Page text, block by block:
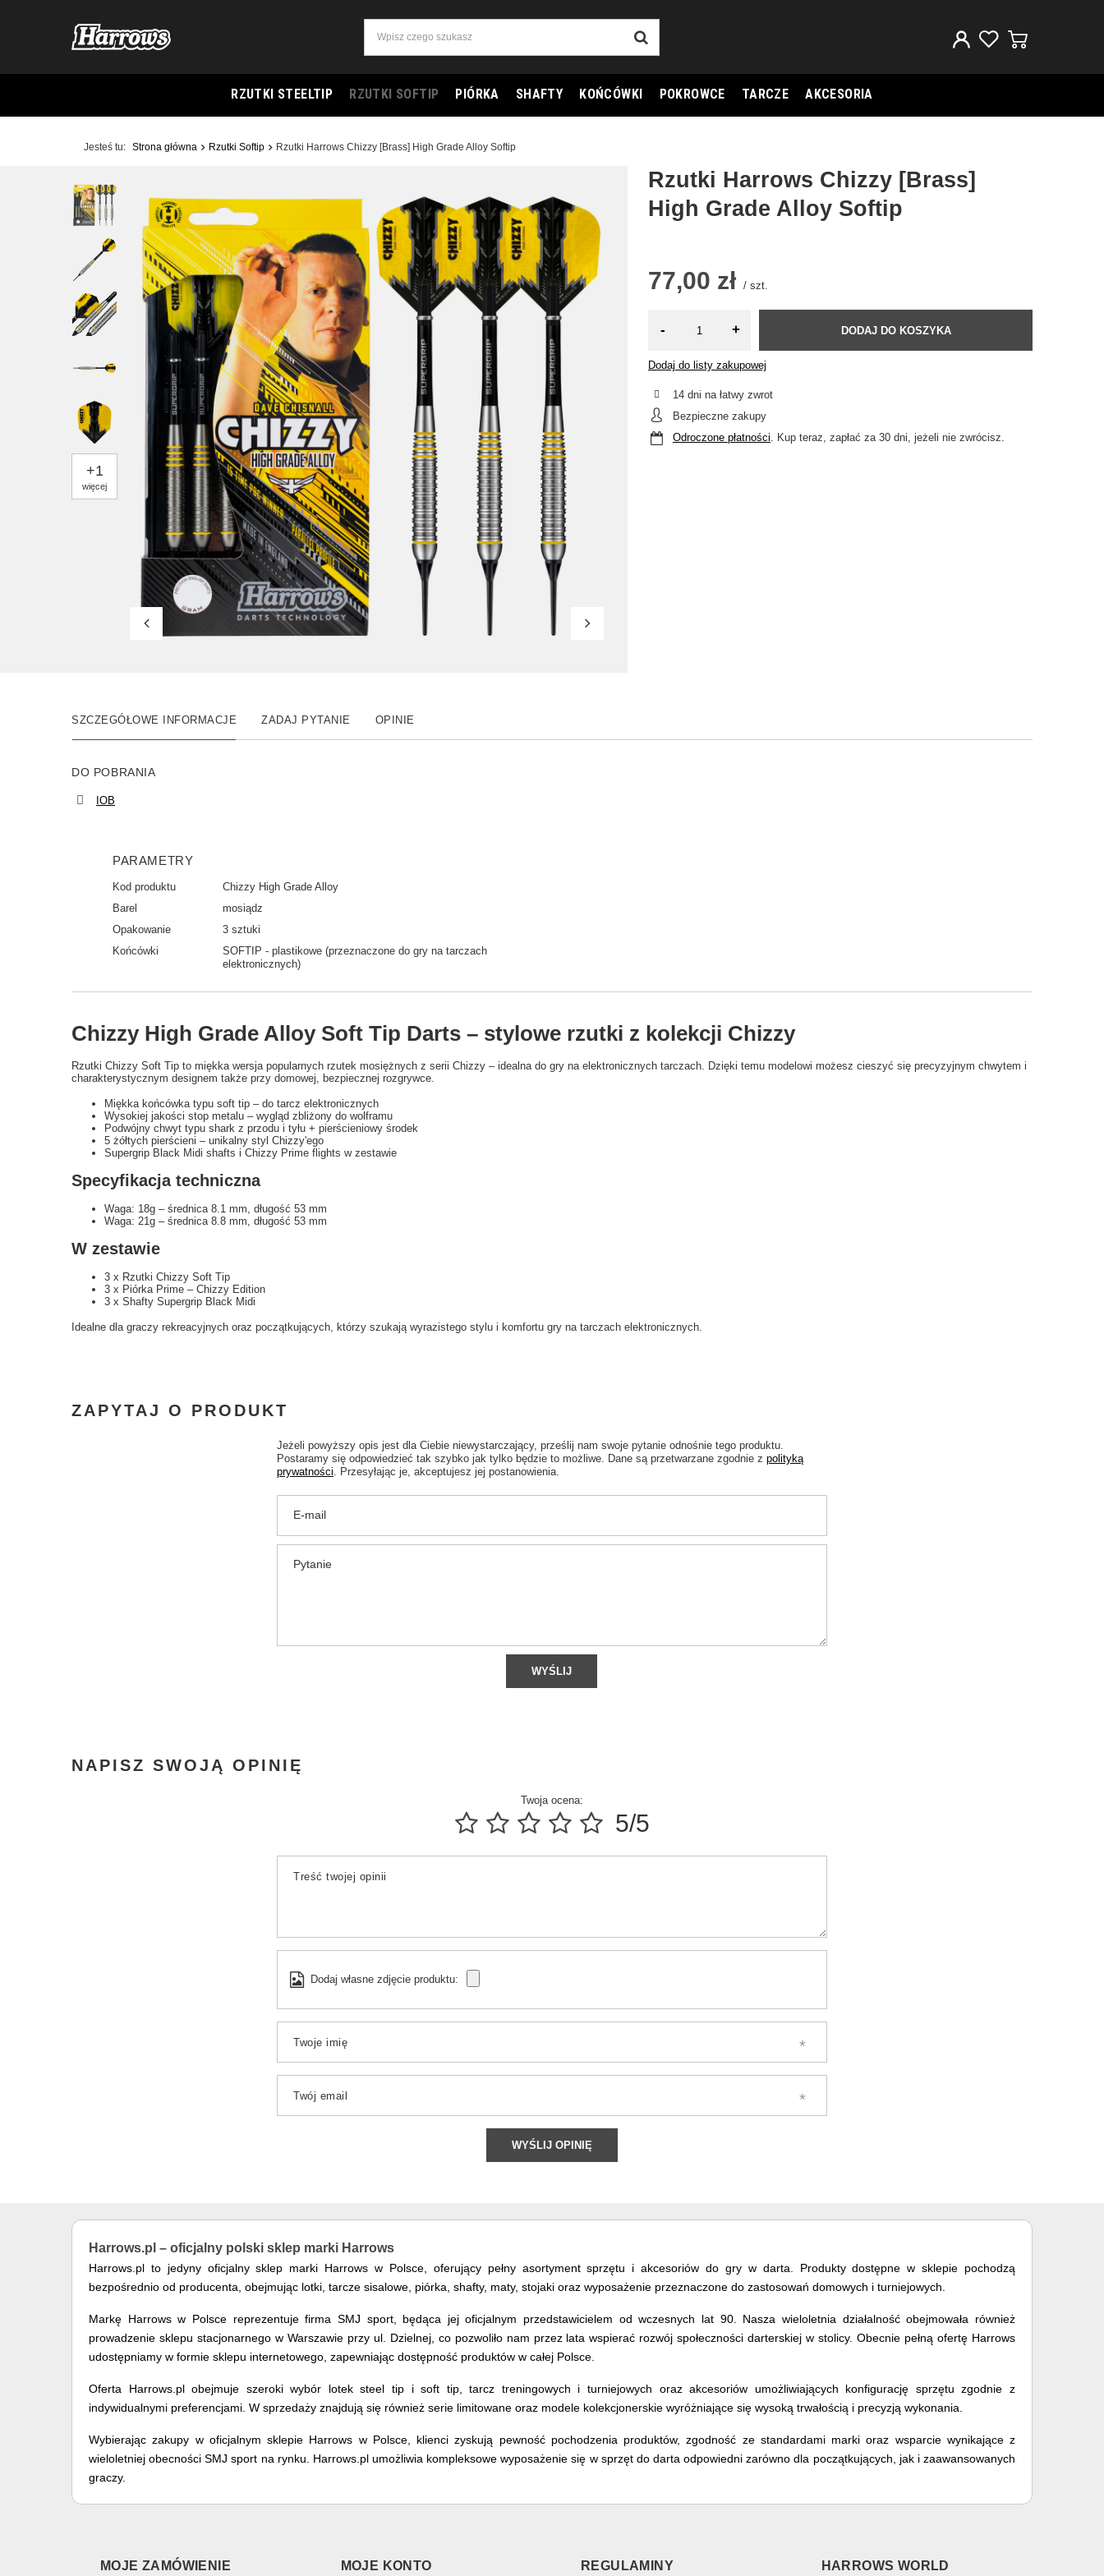
RZUTKI STEELTIP RZUTKI SOFTIP PIÓRKA SHAFTY KOŃCÓWKI POKROWCE TARCZE AKCESORIA
Jesteś tu: Strona główna Rzutki Softip Rzutki Harrows Chizzy [Brass] High Grade Alloy Softip
+1
więcej
Rzutki Harrows Chizzy [Brass]
High Grade Alloy Softip
77,00 zł / szt.
- + DODAJ DO KOSZYKA
Dodaj do listy zakupowej
14 dni na łatwy zwrot
Bezpieczne zakupy
Odroczone płatności. Kup teraz, zapłać za 30 dni, jeżeli nie zwrócisz.
SZCZEGÓŁOWE INFORMACJE ZADAJ PYTANIE OPINIE
PARAMETRY
Kod produktu
Chizzy High Grade Alloy
Barel
mosiądz
Opakowanie
3 sztuki
Końcówki
SOFTIP - plastikowe (przeznaczone do gry na tarczach
elektronicznych)
DO POBRANIA
IOB
Chizzy High Grade Alloy Soft Tip Darts – stylowe rzutki z kolekcji Chizzy
Rzutki Chizzy Soft Tip to miękka wersja popularnych rzutek mosiężnych z serii Chizzy – idealna do gry na elektronicznych tarczach. Dzięki temu modelowi możesz cieszyć się precyzyjnym chwytem i
charakterystycznym designem także przy domowej, bezpiecznej rozgrywce.
Miękka końcówka typu soft tip – do tarcz elektronicznych
Wysokiej jakości stop metalu – wygląd zbliżony do wolframu
Podwójny chwyt typu shark z przodu i tyłu + pierścieniowy środek
5 żółtych pierścieni – unikalny styl Chizzy'ego
Supergrip Black Midi shafts i Chizzy Prime flights w zestawie
Specyfikacja techniczna
Waga: 18g – średnica 8.1 mm, długość 53 mm
Waga: 21g – średnica 8.8 mm, długość 53 mm
W zestawie
3 x Rzutki Chizzy Soft Tip
3 x Piórka Prime – Chizzy Edition
3 x Shafty Supergrip Black Midi
Idealne dla graczy rekreacyjnych oraz początkujących, którzy szukają wyrazistego stylu i komfortu gry na tarczach elektronicznych.
ZAPYTAJ O PRODUKT
Jeżeli powyższy opis jest dla Ciebie niewystarczający, prześlij nam swoje pytanie odnośnie tego produktu.
Postaramy się odpowiedzieć tak szybko jak tylko będzie to możliwe. Dane są przetwarzane zgodnie z polityką
prywatności. Przesyłając je, akceptujesz jej postanowienia.
E-mail
Pytanie
WYŚLIJ
NAPISZ SWOJĄ OPINIĘ
Twoja ocena:
5/5
Treść twojej opinii
Dodaj własne zdjęcie produktu:
Twoje imię
Twój email
WYŚLIJ OPINIĘ
Harrows.pl – oficjalny polski sklep marki Harrows
Harrows.pl to jedyny oficjalny sklep marki Harrows w Polsce, oferujący pełny asortyment sprzętu i akcesoriów do gry w darta. Produkty dostępne w sklepie pochodzą
bezpośrednio od producenta, obejmując lotki, tarcze sisalowe, piórka, shafty, maty, stojaki oraz wyposażenie przeznaczone do zastosowań domowych i turniejowych.
Markę Harrows w Polsce reprezentuje firma SMJ sport, będąca jej oficjalnym przedstawicielem od wczesnych lat 90. Nasza wieloletnia działalność obejmowała również
prowadzenie sklepu stacjonarnego w Warszawie przy ul. Dzielnej, co pozwoliło nam przez lata wspierać rozwój społeczności darterskiej w stolicy. Obecnie pełną ofertę Harrows
udostępniamy w formie sklepu internetowego, zapewniając dostępność produktów w całej Polsce.
Oferta Harrows.pl obejmuje szeroki wybór lotek steel tip i soft tip, tarcz treningowych i turniejowych oraz akcesoriów umożliwiających konfigurację sprzętu zgodnie z
indywidualnymi preferencjami. W sprzedaży znajdują się również serie limitowane oraz modele kolekcjonerskie wyróżniające się wysoką trwałością i precyzją wykonania.
Wybierając zakupy w oficjalnym sklepie Harrows w Polsce, klienci zyskują pewność pochodzenia produktów, zgodność ze standardami marki oraz wsparcie wynikające z
wieloletniej obecności SMJ sport na rynku. Harrows.pl umożliwia kompleksowe wyposażenie się w sprzęt do darta odpowiedni zarówno dla początkujących, jak i zaawansowanych
graczy.
MOJE ZAMÓWIENIE MOJE KONTO REGULAMINY HARROWS WORLD